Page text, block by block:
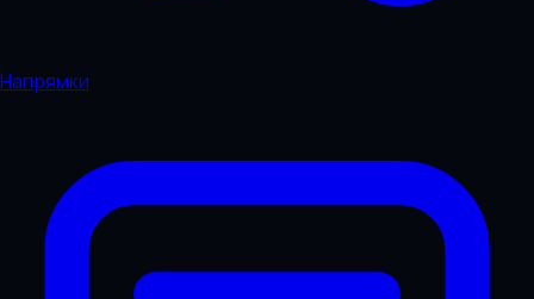
Напрямки